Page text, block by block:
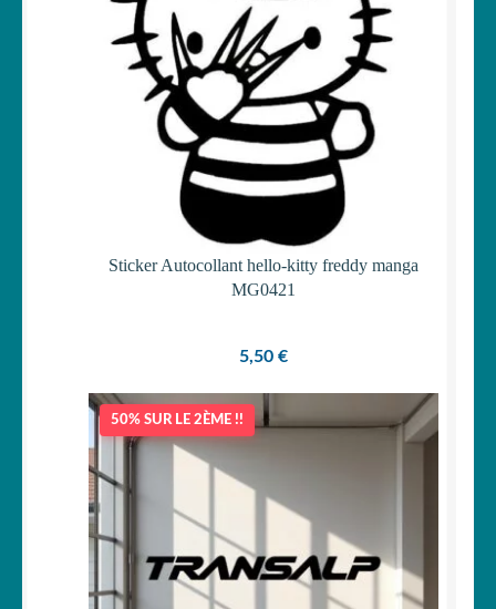
Sticker Autocollant hello-kitty freddy manga
MG0421
5,50 €
50% SUR LE 2ÈME !!